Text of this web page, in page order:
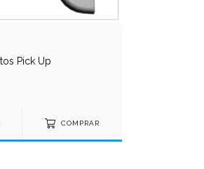
Pick Up
COMPRAR